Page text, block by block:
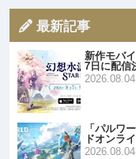
最新記事
新作モバ
7日に配信
「パルワ
ドオンラ